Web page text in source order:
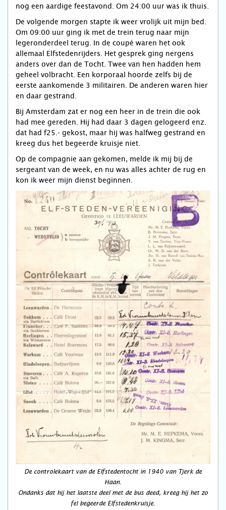
nog een aardige feestavond. Om 24:00 uur was ik thuis.
De volgende morgen stapte ik weer vrolijk uit mijn bed.
Om 09:00 uur ging ik met de trein terug naar mijn
legeronderdeel terug. In de coupé waren het ook
allemaal Elfstedenrijders. Het gesprek ging nergens
anders over dan de Tocht. Twee van hen hadden hem
geheel volbracht. Een korporaal hoorde zelfs bij de
eerste aankomende 3 militairen. De anderen waren hier
en daar gestrand.
Bij Amsterdam zat er nog een heer in de trein die ook
had mee gereden. Hij had daar 3 dagen gelogeerd enz.
dat had f25.- gekost, maar hij was halfweg gestrand en
kreeg dus het begeerde kruisje niet.
Op de compagnie aan gekomen, melde ik mij bij de
sergeant van de week, en nu was alles achter de rug en
kon ik weer mijn dienst beginnen.
De controlekaart van de Elfstedentocht in 1940 van Tjerk de
Haan.
Ondanks dat hij het laatste deel met de bus deed, kreeg hij het zo
fel begeerde Elfstedenkruisje.